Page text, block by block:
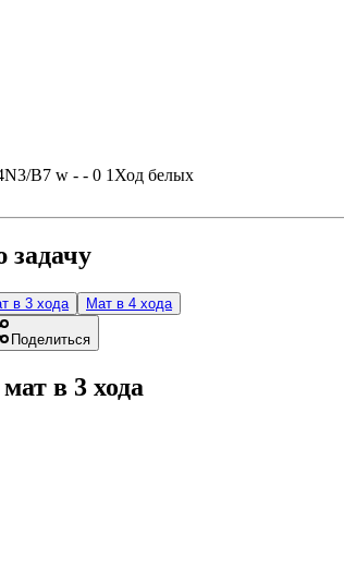
B7 w - - 0 1 Ход белых
задачу
в 3 хода Мат в 4 хода
Поделиться
в 3 хода